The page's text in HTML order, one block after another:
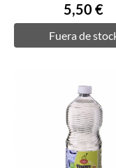
5,50 €
Fuera de